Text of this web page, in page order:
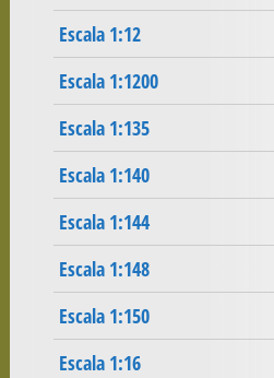
Escala 1:12
Escala 1:1200
Escala 1:135
Escala 1:140
Escala 1:144
Escala 1:148
Escala 1:150
Escala 1:16